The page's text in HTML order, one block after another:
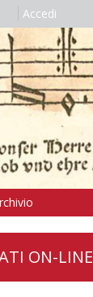
Accedi
ON-LINE